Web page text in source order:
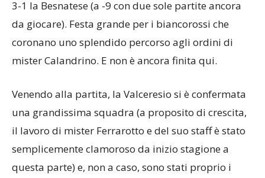
3-1 la Besnatese (a -9 con due sole partite ancora
da giocare). Festa grande per i biancorossi che
coronano uno splendido percorso agli ordini di
mister Calandrino. E non è ancora finita qui.
Venendo alla partita, la Valceresio si è confermata
una grandissima squadra (a proposito di crescita,
il lavoro di mister Ferrarotto e del suo staff è stato
semplicemente clamoroso da inizio stagione a
questa parte) e, non a caso, sono stati proprio i